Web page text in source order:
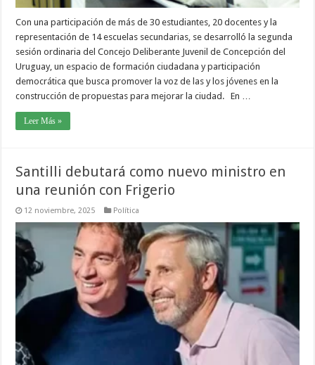
Con una participación de más de 30 estudiantes, 20 docentes y la
representación de 14 escuelas secundarias, se desarrolló la segunda
sesión ordinaria del Concejo Deliberante Juvenil de Concepción del
Uruguay, un espacio de formación ciudadana y participación
democrática que busca promover la voz de las y los jóvenes en la
construcción de propuestas para mejorar la ciudad. En …
Leer Más »
Santilli debutará como nuevo ministro en
una reunión con Frigerio
12 noviembre, 2025 Política